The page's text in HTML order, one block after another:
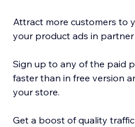
Attract more customers to
your product ads in partner
Sign up to any of the paid
faster than in free version
your store.
Get a boost of quality